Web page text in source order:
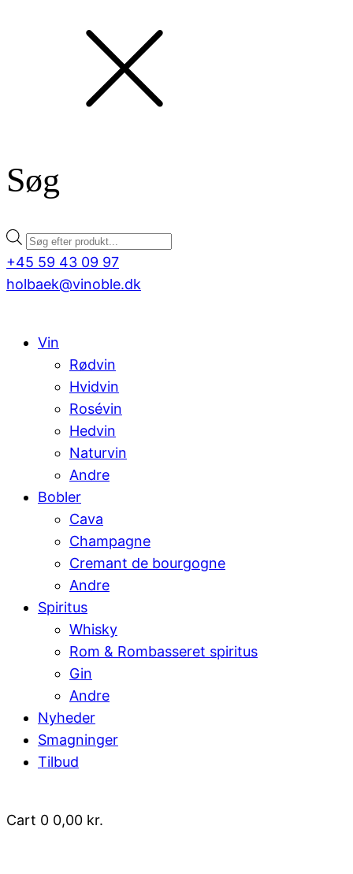
Søg
Products
search
+45 59 43 09 97
holbaek@vinoble.dk
Vin
Rødvin
Hvidvin
Rosévin
Hedvin
Naturvin
Andre
Bobler
Cava
Champagne
Cremant de bourgogne
Andre
Spiritus
Whisky
Rom & Rombasseret spiritus
Gin
Andre
Nyheder
Smagninger
Tilbud
Cart 0 0,00 kr.